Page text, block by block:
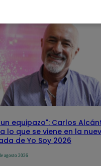
equipazo": Carlos
lo que se viene en la
de Yo Soy 2026
agosto 2026